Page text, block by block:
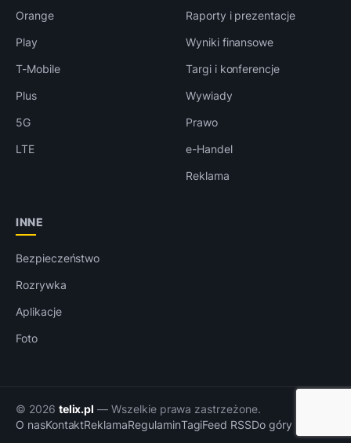
Orange
Play
T-Mobile
Plus
5G
LTE
Raporty i prezentacje
Wyniki finansowe
Targi i konferencje
Wywiady
Prawo
e-Handel
Reklama
INNE
Bezpieczeństwo
Rozrywka
Aplikacje
Foto
© 2026 telix.pl — Wszelkie prawa zastrzeżone.
O nasKontaktReklamaRegulaminTagiFeed RSSDo góry ↑